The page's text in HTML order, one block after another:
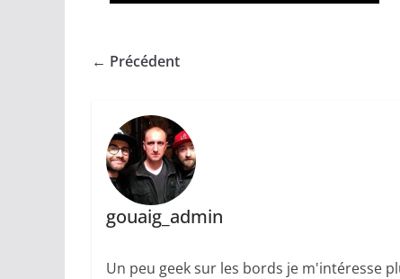
← Précédent
gouaig_admin
Un peu geek sur les bords je m'intéresse